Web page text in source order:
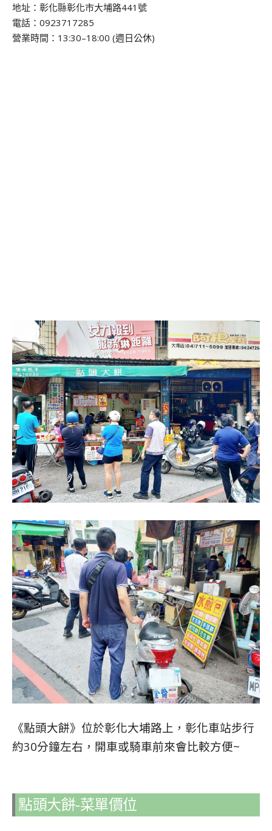
地址：彰化縣彰化市大埔路441號
電話：0923717285
營業時間：13:30–18:00 (週日公休)
《點頭大餅》位於彰化大埔路上，彰化車站步行
約30分鐘左右，開車或騎車前來會比較方便~
點頭大餅-菜單價位